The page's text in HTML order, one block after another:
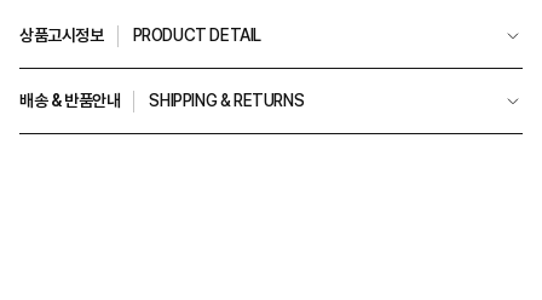
상품고시정보 PRODUCT DETAIL
배송 & 반품안내 SHIPPING & RETURNS